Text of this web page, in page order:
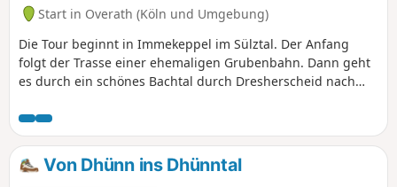
Start in Overath (Köln und Umgebung)
Die Tour beginnt in Immekeppel im Sülztal. Der Anfang
folgt der Trasse einer ehemaligen Grubenbahn. Dann geht
es durch ein schönes Bachtal durch Dresherscheid nach
Obersteeg vorbei wieder zurück zum Startpunkt.
Von Dhünn ins Dhünntal